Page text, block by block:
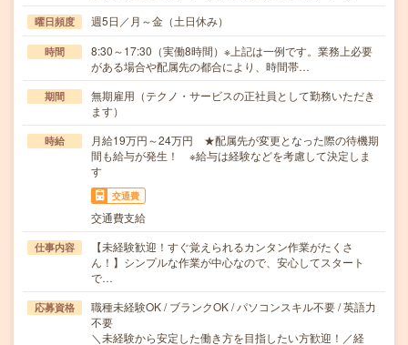
曜日頻度 週5日／月～金（土日休み）
時間
8:30～17:30（実働8時間）※上記は一例です。業務上必要
がある場合や配属先の都合により、時間帯…
期間
無期雇用（テクノ・サービスの正社員として勤務いただき
ます）
時給
月給19万円～24万円 ★配属先が変更となった際の待機期
間も給与が発生！ ※給与は経験などを考慮して決定しま
す
交通費
交通費支給
仕事内容
【未経験歓迎！すぐ覚えられるカンタン作業がたくさ
ん！】シンプルな作業が中心なので、安心してスタート
で…
応募資格
職種未経験OK / ブランクOK / パソコンスキル不要 / 英語力
不要
＼未経験から安定した働き方を目指したい方歓迎！／経